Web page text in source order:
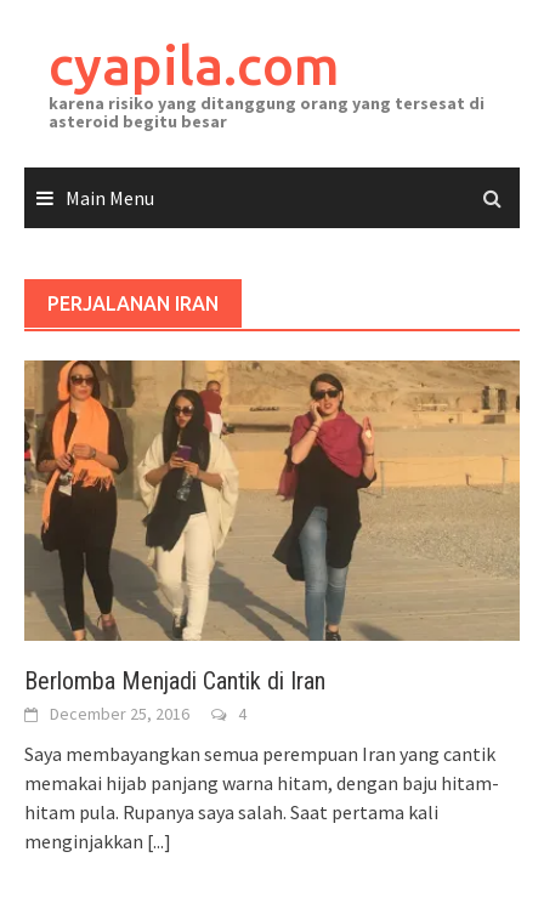
contentcyapila.com
karena risiko yang ditanggung orang yang tersesat di
asteroid begitu besar
Main Menu
PERJALANAN IRAN
Berlomba Menjadi Cantik di Iran
December 25, 2016 4
Saya membayangkan semua perempuan Iran yang cantik
memakai hijab panjang warna hitam, dengan baju hitam-
hitam pula. Rupanya saya salah. Saat pertama kali
menginjakkan [...]